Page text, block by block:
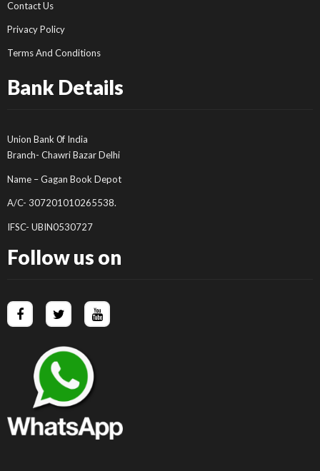
Contact Us
Privacy Policy
Terms And Conditions
Bank Details
Union Bank 0f India
Branch- Chawri Bazar Delhi
Name – Gagan Book Depot
A/C- 307201010265538.
IFSC- UBIN0530727
Follow us on